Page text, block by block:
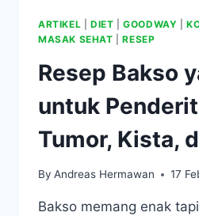
ARTIKEL DIET |GOODWAY |
MASAK SEHAT |RESEP
Resep Bakso
untuk
Tumor, Kista,
By Andreas Hermawan 17
Bakso memang enak